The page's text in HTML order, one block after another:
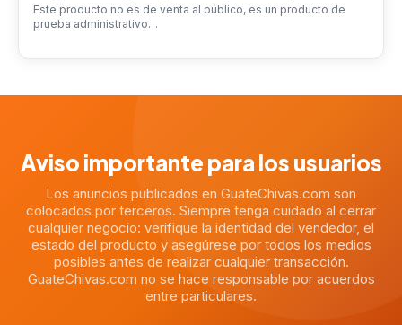
Este producto no es de venta al público, es un producto de
prueba administrativo…
Aviso importante para los usuarios
Los anuncios publicados en GuateChivas.com son
colocados por terceros. Siempre tenga cuidado al cerrar
cualquier negocio: verifique la identidad del vendedor, el
estado del producto y asegúrese por todos los medios
posibles antes de realizar cualquier transacción.
GuateChivas.com no se hace responsable por acuerdos
entre particulares.